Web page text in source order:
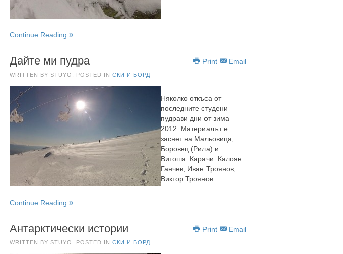
Continue Reading
Email
Print
Дайте ми пудра
WRITTEN BY STUYO. POSTED IN СКИ И БОРД
Няколко откъса от
последните студени
пудрави дни от зима
2012. Материалът е
заснет на Мальовица,
Боровец (Рила) и
Витоша. Карачи: Калоян
Ганчев, Иван Троянов,
Виктор Троянов
Continue Reading
Email
Print
Антарктически истории
WRITTEN BY STUYO. POSTED IN СКИ И БОРД